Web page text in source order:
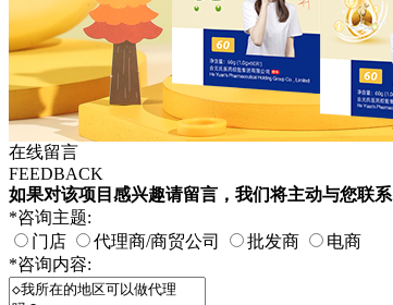
在线留言
FEEDBACK
如果对该项目感兴趣请留言 ，我们将主动与您联系
*咨询主题:
门店
代理商/商贸公司 批发商
电商
*咨询内容: